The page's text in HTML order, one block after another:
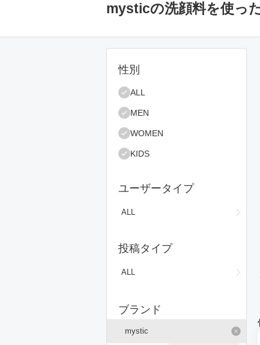
mysticの洗顔料を使っ
絞り込み条件
性別
ALL
MEN
WOMEN
KIDS
ユーザータイプ
ALL
投稿タイプ
ALL
ブランド
mystic